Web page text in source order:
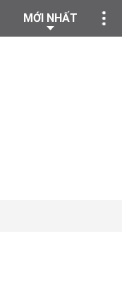
MỚI NHẤT